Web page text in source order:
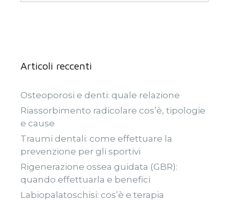
Articoli reccenti
Osteoporosi e denti: quale relazione
Riassorbimento radicolare cos’è, tipologie
e cause
Traumi dentali: come effettuare la
prevenzione per gli sportivi
Rigenerazione ossea guidata (GBR):
quando effettuarla e benefici
Labiopalatoschisi: cos’è e terapia